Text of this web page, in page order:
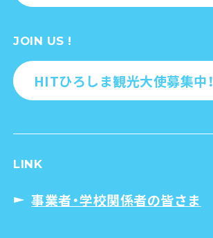
JOIN US !
HITひろしま観光大使募集中！
LINK
事業者・学校関係者の皆さま